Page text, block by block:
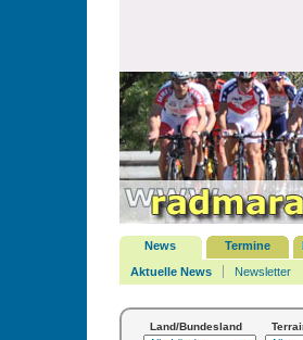
News Termine
Aktuelle News
Newsletter
Land/Bundesland